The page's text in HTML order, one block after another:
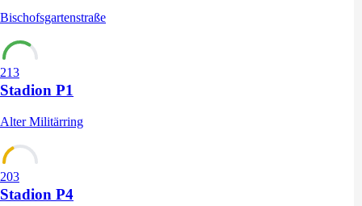
Bischofsgartenstraße
213
Stadion P1
Alter Militärring
203
Stadion P4